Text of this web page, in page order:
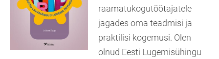
raamatukogutöötajatele
jagades oma teadmisi ja
praktilisi kogemusi. Olen
olnud Eesti Lugemisühingu